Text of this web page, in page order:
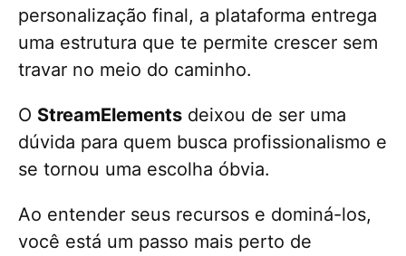
personalização final, a plataforma entrega
uma estrutura que te permite crescer sem
travar no meio do caminho.
O StreamElements deixou de ser uma
dúvida para quem busca profissionalismo e
se tornou uma escolha óbvia.
Ao entender seus recursos e dominá-los,
você está um passo mais perto de